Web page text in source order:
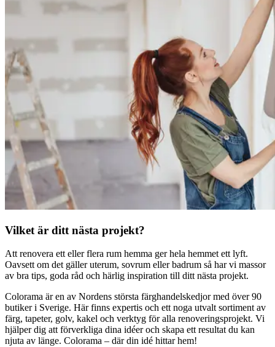
Vilket är ditt nästa projekt?
Att renovera ett eller flera rum hemma ger hela hemmet ett lyft.
Oavsett om det gäller uterum, sovrum eller badrum så har vi massor
av bra tips, goda råd och härlig inspiration till ditt nästa projekt.
Colorama är en av Nordens största färghandelskedjor med över 90
butiker i Sverige. Här finns expertis och ett noga utvalt sortiment av
färg, tapeter, golv, kakel och verktyg för alla renoveringsprojekt. Vi
hjälper dig att förverkliga dina idéer och skapa ett resultat du kan
njuta av länge. Colorama – där din idé hittar hem!